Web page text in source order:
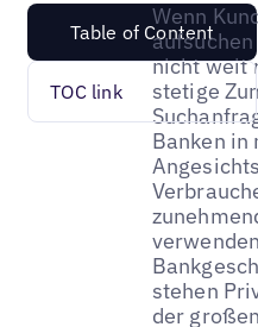
Table of Content
TOC link
Wenn
nicht weit
stetige
Banken in
stehen
der